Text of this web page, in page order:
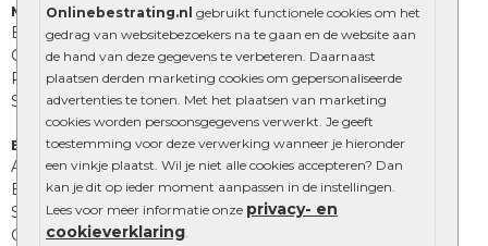
Onlinebestrating.nl gebruikt functionele cookies om het
gedrag van websitebezoekers na te gaan en de website aan
de hand van deze gegevens te verbeteren. Daarnaast
plaatsen derden marketing cookies om gepersonaliseerde
advertenties te tonen. Met het plaatsen van marketing
cookies worden persoonsgegevens verwerkt. Je geeft
toestemming voor deze verwerking wanneer je hieronder
een vinkje plaatst. Wil je niet alle cookies accepteren? Dan
kan je dit op ieder moment aanpassen in de instellingen.
Lees voor meer informatie onze privacy- en
cookieverklaring
Muurelementen
Betonbielzen
Opsluitbanden
Palissades
Stapelblokken
Extra benodigdheden
Afwatering en diversen
Beplantings en betonelementen
Split, grind en zand
Oprit tegels